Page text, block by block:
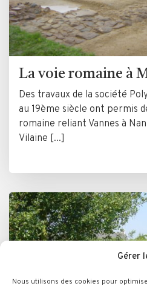
Gérer
Nous utilisons des cookies pour
La voie romaine à
Des travaux de la société
au 19ème siècle ont permis
romaine reliant Vannes à
Vilaine [...]